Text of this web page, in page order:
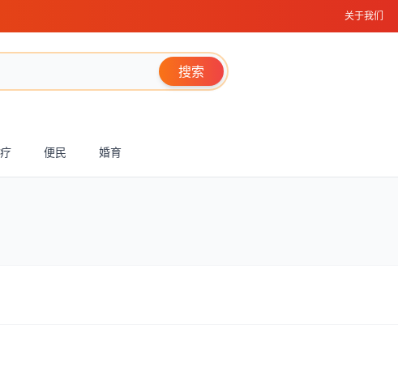
关于我们
搜索
便民 婚育